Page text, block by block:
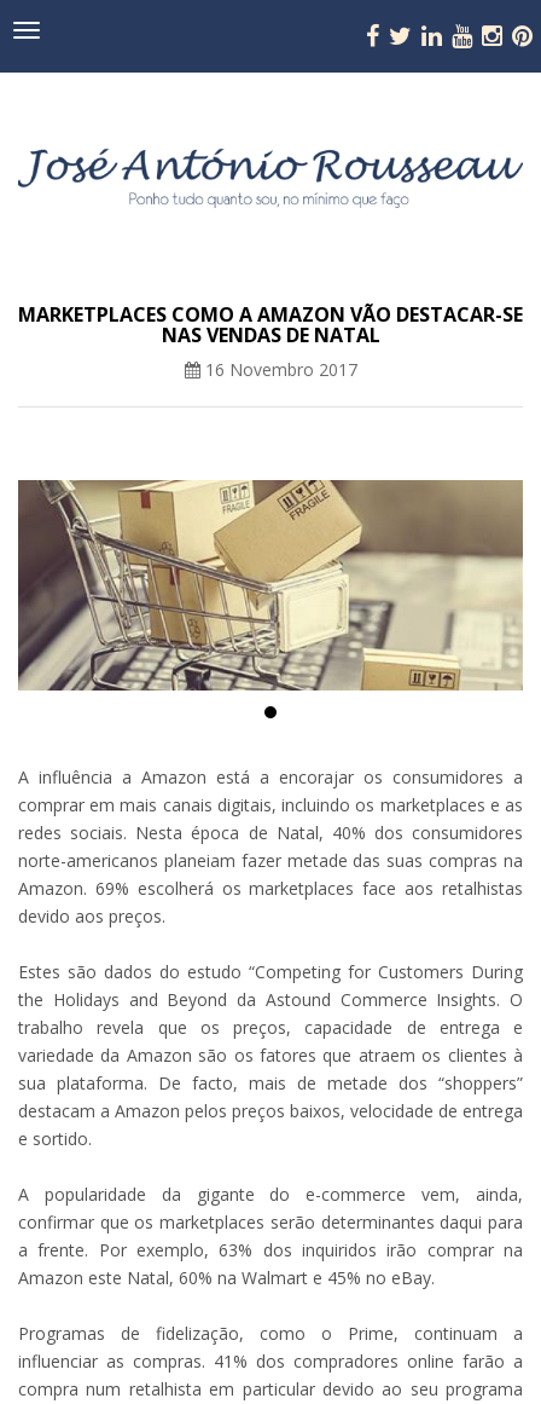
Navegação
MARKETPLACES COMO A AMAZON VÃO DESTACAR-SE
NAS VENDAS DE NATAL
16 Novembro 2017
A influência a Amazon está a encorajar os consumidores a
comprar em mais canais digitais, incluindo os marketplaces e as
redes sociais. Nesta época de Natal, 40% dos consumidores
norte-americanos planeiam fazer metade das suas compras na
Amazon. 69% escolherá os marketplaces face aos retalhistas
devido aos preços.
Estes são dados do estudo “Competing for Customers During
the Holidays and Beyond da Astound Commerce Insights. O
trabalho revela que os preços, capacidade de entrega e
variedade da Amazon são os fatores que atraem os clientes à
sua plataforma. De facto, mais de metade dos “shoppers”
destacam a Amazon pelos preços baixos, velocidade de entrega
e sortido.
A popularidade da gigante do e-commerce vem, ainda,
confirmar que os marketplaces serão determinantes daqui para
a frente. Por exemplo, 63% dos inquiridos irão comprar na
Amazon este Natal, 60% na Walmart e 45% no eBay.
Programas de fidelização, como o Prime, continuam a
influenciar as compras. 41% dos compradores online farão a
compra num retalhista em particular devido ao seu programa